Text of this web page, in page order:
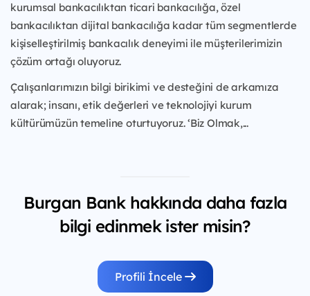
kurumsal bankacılıktan ticari bankacılığa, özel
bankacılıktan dijital bankacılığa kadar tüm segmentlerde
kişiselleştirilmiş bankacılık deneyimi ile müşterilerimizin
çözüm ortağı oluyoruz.
Çalışanlarımızın bilgi birikimi ve desteğini de arkamıza
alarak; insanı, etik değerleri ve teknolojiyi kurum
kültürümüzün temeline oturtuyoruz. ‘Biz Olmak,...
Burgan Bank hakkında daha fazla
bilgi edinmek ister misin?
Profili İncele